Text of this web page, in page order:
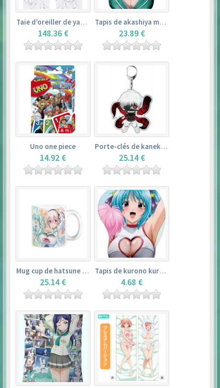
Taie d’oreiller de yamada elf – eromanga sensei
148.36 €
Tapis de akashiya moka – rosario + vampire
23.89 €
Uno one piece
14.92 €
Porte-clés de kaneki ken – tokyo ghoul
25.14 €
Mug cup de hatsune miku & super sonico – vocaloid
25.14 €
Tapis de kurono kurumu – rosario + vampire
4.68 €